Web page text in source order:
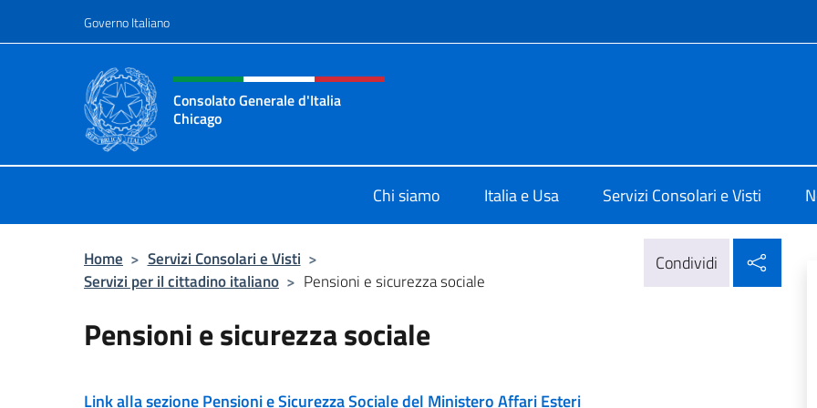
Governo Italiano
Intestazione sito, social e menù
Consolato Generale d'Italia
Chicago
Chi siamo Italia e Usa Servizi Consolari e Visti
Home > Servizi Consolari e Visti >
Servizi per il cittadino italiano > Pensioni e sicurezza sociale
Condividi
Pensioni e sicurezza sociale
Link alla sezione Pensioni e Sicurezza Sociale del Ministero Affari Esteri